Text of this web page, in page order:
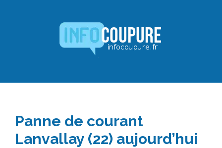
Panne de courant
Lanvallay (22) aujourd’hui